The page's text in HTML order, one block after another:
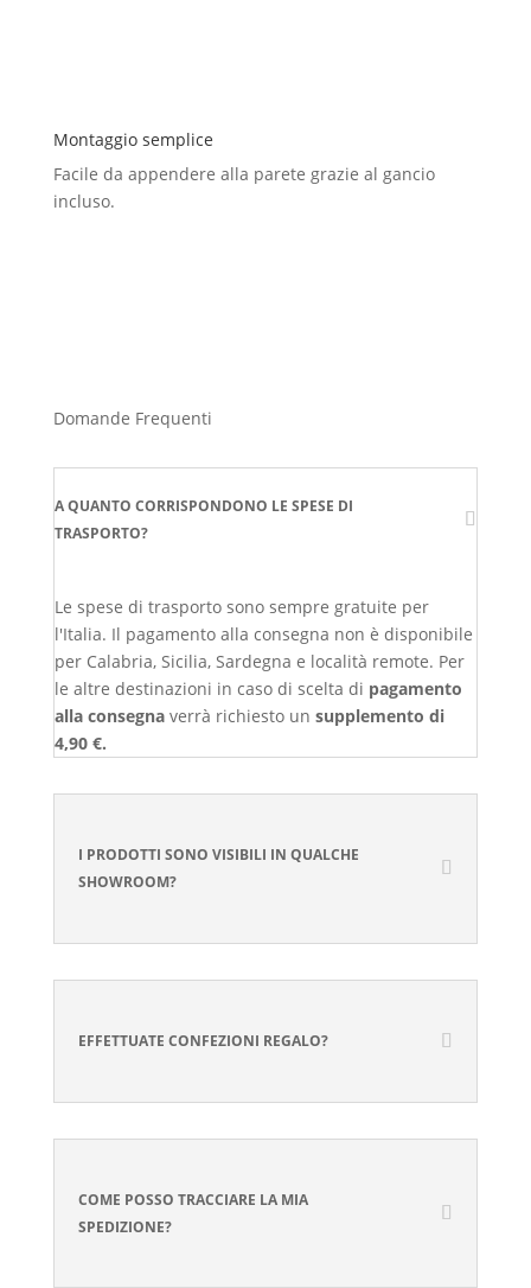
Montaggio semplice
Facile da appendere alla parete grazie al gancio
incluso.
Domande Frequenti
A QUANTO CORRISPONDONO LE SPESE DI
TRASPORTO?
Le spese di trasporto sono sempre gratuite per
l'Italia. Il pagamento alla consegna non è disponibile
per Calabria, Sicilia, Sardegna e località remote. Per
le altre destinazioni in caso di scelta di pagamento
alla consegnaverrà richiesto un supplemento di
4,90 €.
I PRODOTTI SONO VISIBILI IN QUALCHE
SHOWROOM?
EFFETTUATE CONFEZIONI REGALO?
COME POSSO TRACCIARE LA MIA
SPEDIZIONE?